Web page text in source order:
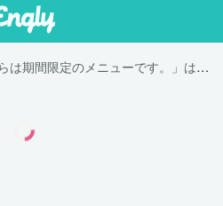
「こちらは期間限定のメニューです。」は英語で "This is our limited seasonal menu."